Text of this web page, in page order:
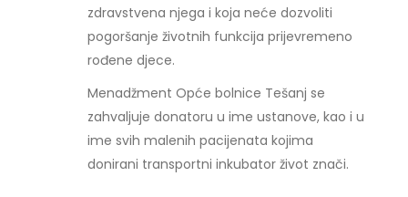
zdravstvena njega i koja neće dozvoliti
pogoršanje životnih funkcija prijevremeno
rođene djece.
Menadžment Opće bolnice Tešanj se
zahvaljuje donatoru u ime ustanove, kao i u
ime svih malenih pacijenata kojima
donirani transportni inkubator život znači.